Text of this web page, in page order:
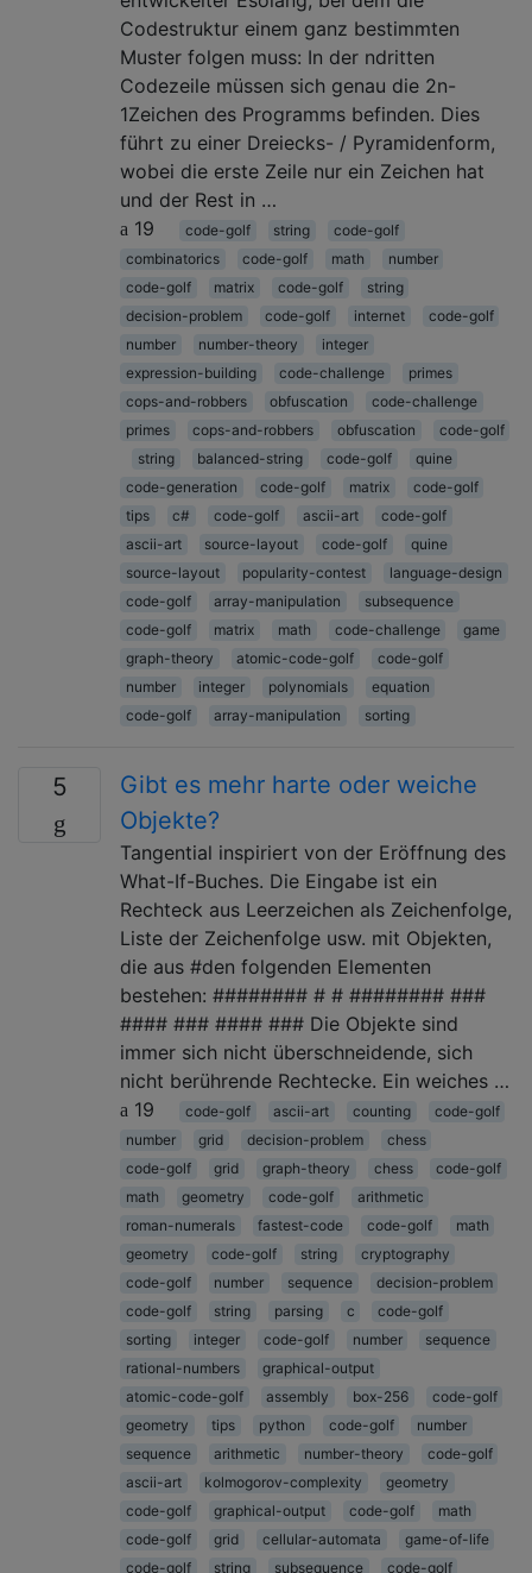
Codestruktur einem ganz bestimmten
Muster folgen muss: In der ndritten
Codezeile müssen sich genau die 2n-
1Zeichen des Programms befinden. Dies
führt zu einer Dreiecks- / Pyramidenform,
wobei die erste Zeile nur ein Zeichen hat
und der Rest in …
19
code-golf string
code-golf
combinatorics
code-golf math
number
code-golf
matrix code-golf
string
decision-problem
code-golf internet
code-golf
number
number-theory
integer
expression-building
code-challenge
primes
cops-and-robbers
obfuscation
code-challenge
primes
cops-and-robbers obfuscation
code-golf
string
balanced-string code-golf
quine
code-generation
code-golf matrix
code-golf
tips
c# code-golf ascii-art
code-golf
ascii-art
source-layout code-golf
quine
source-layout
popularity-contest
language-design
code-golf
array-manipulation
subsequence
code-golf
matrix math code-challenge
game
graph-theory
atomic-code-golf
code-golf
number
integer polynomials
equation
code-golf
array-manipulation sorting
5
Gibt es mehr harte oder weiche
Objekte?
Tangential inspiriert von der Eröffnung des
What-If-Buches. Die Eingabe ist ein
Rechteck aus Leerzeichen als Zeichenfolge,
Liste der Zeichenfolge usw. mit Objekten,
die aus #den folgenden Elementen
bestehen: ######## # # ######## ###
#### ### #### ### Die Objekte sind
immer sich nicht überschneidende, sich
nicht berührende Rechtecke. Ein weiches …
19
code-golf ascii-art counting
code-golf
number
grid decision-problem
chess
code-golf
grid graph-theory chess
code-golf
math
geometry code-golf
arithmetic
roman-numerals
fastest-code code-golf
math
geometry
code-golf string
cryptography
code-golf
number sequence
decision-problem
code-golf
string parsing c
code-golf
sorting
integer code-golf number
sequence
rational-numbers
graphical-output
atomic-code-golf
assembly box-256
code-golf
geometry
tips python code-golf
number
sequence
arithmetic number-theory
code-golf
ascii-art
kolmogorov-complexity
geometry
code-golf
graphical-output code-golf
math
code-golf
grid cellular-automata
game-of-life
code-golf
string subsequence code-golf